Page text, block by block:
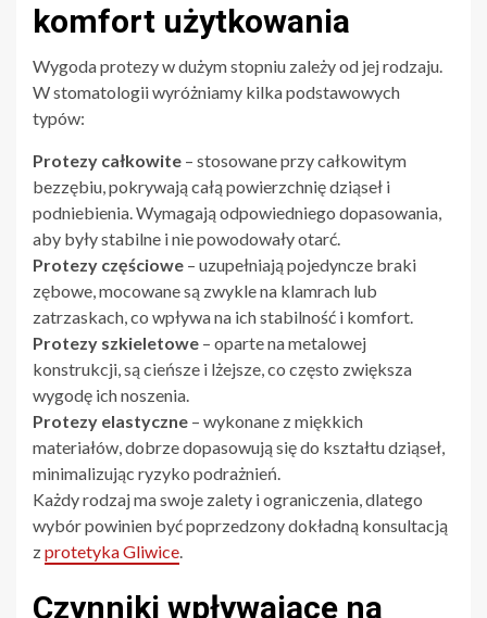
komfort użytkowania
Wygoda protezy w dużym stopniu zależy od jej rodzaju.
W stomatologii wyróżniamy kilka podstawowych
typów:
Protezy całkowite – stosowane przy całkowitym
bezzębiu, pokrywają całą powierzchnię dziąseł i
podniebienia. Wymagają odpowiedniego dopasowania,
aby były stabilne i nie powodowały otarć.
Protezy częściowe – uzupełniają pojedyncze braki
zębowe, mocowane są zwykle na klamrach lub
zatrzaskach, co wpływa na ich stabilność i komfort.
Protezy szkieletowe – oparte na metalowej
konstrukcji, są cieńsze i lżejsze, co często zwiększa
wygodę ich noszenia.
Protezy elastyczne – wykonane z miękkich
materiałów, dobrze dopasowują się do kształtu dziąseł,
minimalizując ryzyko podrażnień.
Każdy rodzaj ma swoje zalety i ograniczenia, dlatego
wybór powinien być poprzedzony dokładną konsultacją
zprotetyka Gliwice.
Czynniki wpływające na